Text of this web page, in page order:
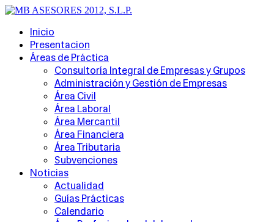
Inicio
Presentacion
Áreas de Práctica
Consultoría Integral de Empresas y Grupos
Administración y Gestión de Empresas
Área Civil
Área Laboral
Área Mercantil
Área Financiera
Área Tributaria
Subvenciones
Noticias
Actualidad
Guías Prácticas
Calendario